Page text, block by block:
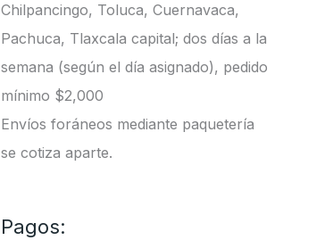
Chilpancingo, Toluca, Cuernavaca,
Pachuca, Tlaxcala capital; dos días a la
semana (según el día asignado), pedido
mínimo $2,000
Envíos foráneos mediante paquetería
se cotiza aparte.
Pagos: